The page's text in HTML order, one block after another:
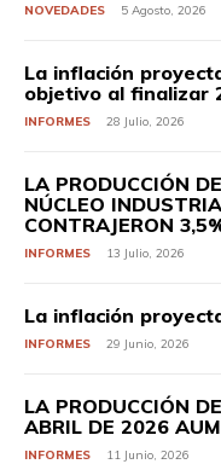
NOVEDADES 5 Agosto, 2026
La inflación
objetivo al finalizar
INFORMES 28 Julio, 2026
LA PRODUCCIÓN
NÚCLEO
CONTRAJERON
INFORMES 13 Julio, 2026
La inflación
INFORMES 29 Junio, 2026
LA PRODUCCIÓN
ABRIL DE 2026
INFORMES 11 Junio, 2026